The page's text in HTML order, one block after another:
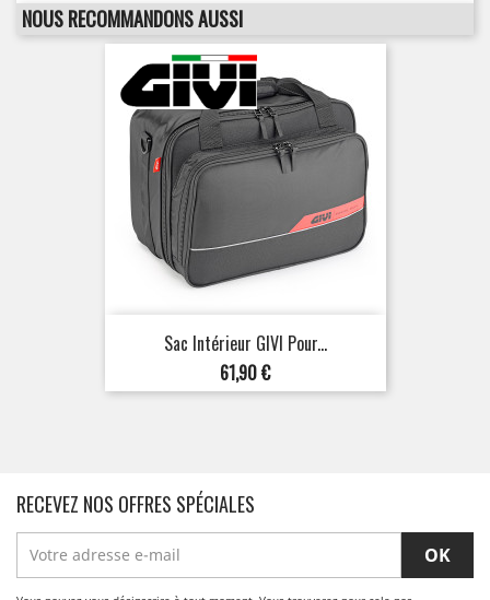
NOUS RECOMMANDONS AUSSI
Sac Intérieur GIVI Pour...
Prix
61,90 €
RECEVEZ NOS OFFRES SPÉCIALES